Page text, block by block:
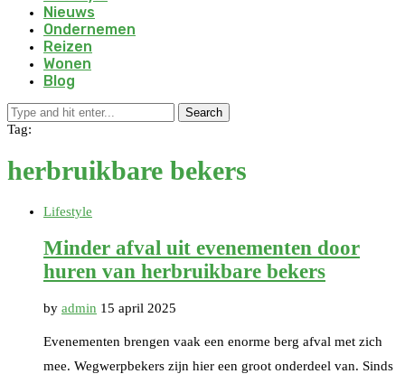
Nieuws
Ondernemen
Reizen
Wonen
Blog
Search
Tag:
herbruikbare bekers
Lifestyle
Minder afval uit evenementen door
huren van herbruikbare bekers
by admin 15 april 2025
Evenementen brengen vaak een enorme berg afval met zich
mee. Wegwerpbekers zijn hier een groot onderdeel van. Sinds